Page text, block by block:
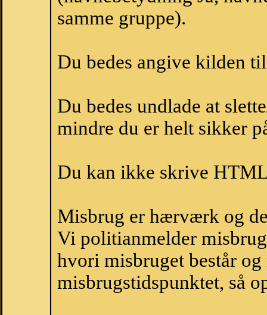
samme gruppe).
Du bedes angive kilden
Du bedes undlade at
mindre du er helt sikker
Du kan ikke skrive
Misbrug er hærværk og
Vi politianmelder
hvori misbruget består
misbrugstidspunktet, så